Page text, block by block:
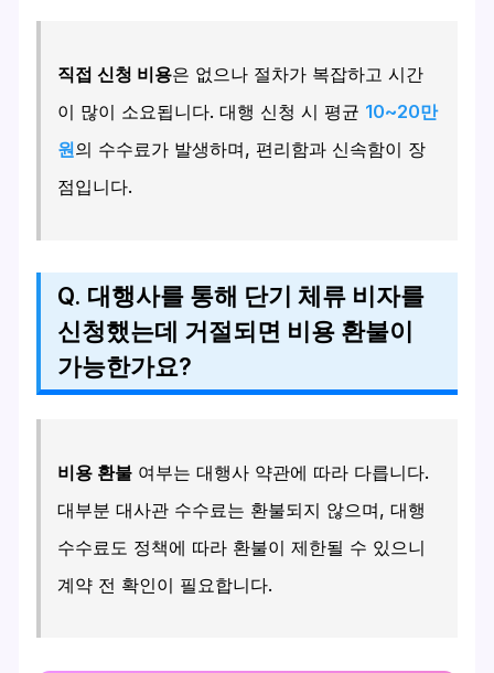
직접 신청 비용은 없으나 절차가 복잡하고 시간
이 많이 소요됩니다. 대행 신청 시 평균 10~20만
원의 수수료가 발생하며, 편리함과 신속함이 장
점입니다.
Q. 대행사를 통해 단기 체류 비자를
신청했는데 거절되면 비용 환불이
가능한가요?
비용 환불 여부는 대행사 약관에 따라 다릅니다.
대부분 대사관 수수료는 환불되지 않으며, 대행
수수료도 정책에 따라 환불이 제한될 수 있으니
계약 전 확인이 필요합니다.